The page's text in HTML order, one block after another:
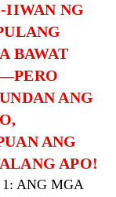
IIWAN NG
BAWAT
ANG
ANG
APO!
1: ANG MGA